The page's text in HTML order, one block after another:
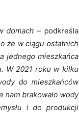
domach – podkreśla
że w ciągu ostatnich
jednego mieszkańca
W 2021 roku w kilku
do mieszkańców
brakowało wody
i do produkcji